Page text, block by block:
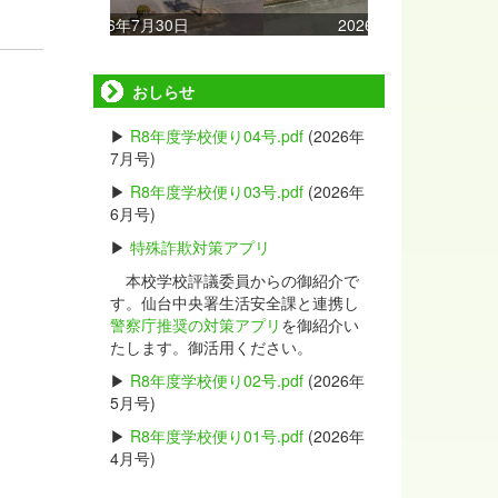
2026年7月15日
おしらせ
▶ R8年度学校便り04号.pdf(2026年
7月号)
▶ R8年度学校便り03号.pdf(2026年
6月号)
▶ 特殊詐欺対策アプリ
本校学校評議委員からの御紹介で
す。仙台中央署生活安全課と連携し
警察庁推奨の対策アプリ を御紹介い
たします。御活用ください。
▶ R8年度学校便り02号.pdf(2026年
5月号)
▶ R8年度学校便り01号.pdf(2026年
4月号)